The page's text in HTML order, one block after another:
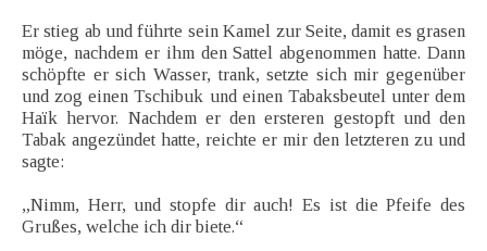
Er stieg ab und führte sein Kamel zur Seite, damit es grasen
möge, nachdem er ihm den Sattel abgenommen hatte. Dann
schöpfte er sich Wasser, trank, setzte sich mir gegenüber
und zog einen Tschibuk und einen Tabaksbeutel unter dem
Haïk hervor. Nachdem er den ersteren gestopft und den
Tabak angezündet hatte, reichte er mir den letzteren zu und
sagte:
„Nimm, Herr, und stopfe dir auch! Es ist die Pfeife des
Grußes, welche ich dir biete.“